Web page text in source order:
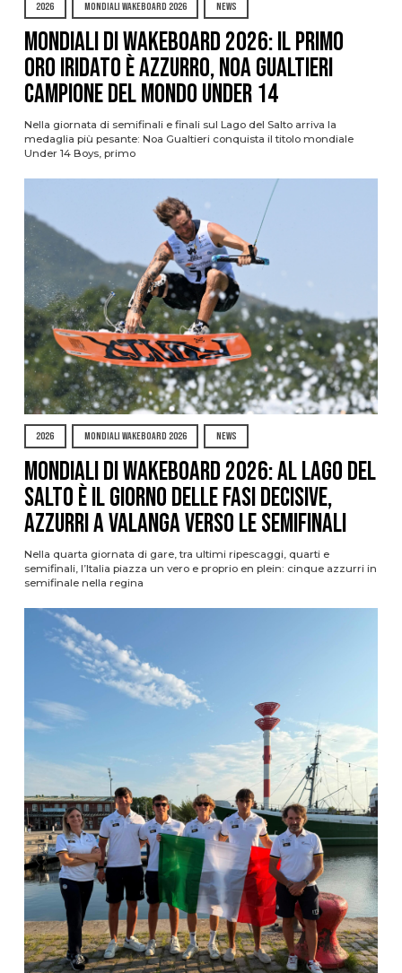
2026 MONDIALI WAKEBOARD 2026 NEWS
Mondiali di Wakeboard 2026: il primo
oro iridato è azzurro, Noa Gualtieri
campione del mondo Under 14
Nella giornata di semifinali e finali sul Lago del Salto arriva la
medaglia più pesante: Noa Gualtieri conquista il titolo mondiale
Under 14 Boys, primo
2026 MONDIALI WAKEBOARD 2026 NEWS
Mondiali di Wakeboard 2026: al Lago del
Salto è il giorno delle fasi decisive,
azzurri a valanga verso le semifinali
Nella quarta giornata di gare, tra ultimi ripescaggi, quarti e
semifinali, l’Italia piazza un vero e proprio en plein: cinque azzurri in
semifinale nella regina